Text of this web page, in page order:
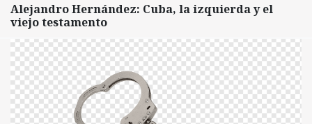
Alejandro Hernández: Cuba, la izquierda y el
viejo testamento